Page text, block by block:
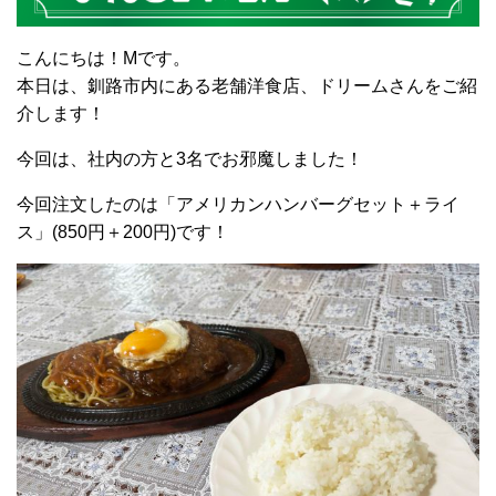
こんにちは！Mです。
本日は、釧路市内にある老舗洋食店、ドリームさんをご紹
介します！
今回は、社内の方と3名でお邪魔しました！
今回注文したのは「アメリカンハンバーグセット＋ライ
ス」(850円＋200円)です！